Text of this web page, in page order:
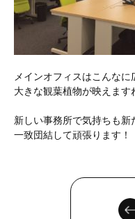
メインオフィスはこんなに
大きな観葉植物が映えま
新しい事務所で気持ちも新
一致団結して頑張ります！